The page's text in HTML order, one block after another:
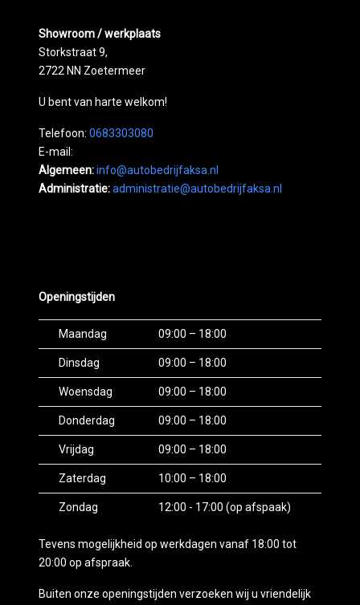
Showroom / werkplaats
Storkstraat 9,
2722 NN Zoetermeer
U bent van harte welkom!
Telefoon: 0683303080
E-mail:
Algemeen:info@autobedrijfaksa.nl
Administratie:administratie@autobedrijfaksa.nl
Openingstijden
Maandag 09:00 – 18:00
Dinsdag 09:00 – 18:00
Woensdag 09:00 – 18:00
Donderdag 09:00 – 18:00
Vrijdag 09:00 – 18:00
Zaterdag 10:00 – 18:00
Zondag 12:00 - 17:00 (op afspaak)
Tevens mogelijkheid op werkdagen vanaf 18:00 tot
20:00 op afspraak.
Buiten onze openingstijden verzoeken wij u vriendelijk